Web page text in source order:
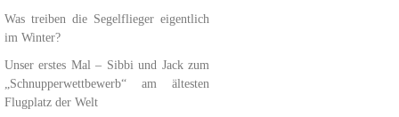
Was treiben die Segelflieger eigentlich
im Winter?
Unser erstes Mal – Sibbi und Jack zum
„Schnupperwettbewerb“ am ältesten
Flugplatz der Welt